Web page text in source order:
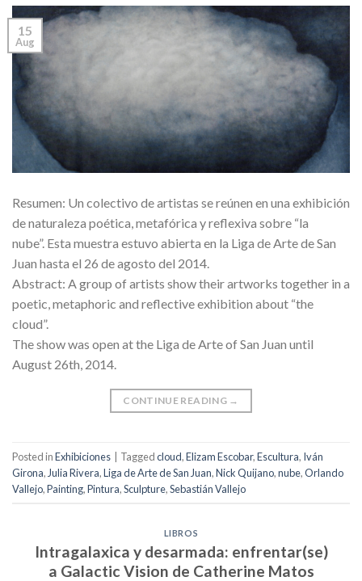
15
Aug
Resumen: Un colectivo de artistas se reúnen en una exhibición
de naturaleza poética, metafórica y reflexiva sobre “la
nube”. Esta muestra estuvo abierta en la Liga de Arte de San
Juan hasta el 26 de agosto del 2014.
Abstract: A group of artists show their artworks together in a
poetic, metaphoric and reflective exhibition about “the
cloud”.
The show was open at the Liga de Arte of San Juan until
August 26th, 2014.
CONTINUE READING →
Posted inExhibiciones | Taggedcloud,Elizam Escobar,Escultura, Iván
Girona, Julia Rivera,Liga de Arte de San Juan,Nick Quijano,nube,Orlando
Vallejo,Painting,Pintura,Sculpture,Sebastián Vallejo
LIBROS
Intragalaxica y desarmada: enfrentar(se)
a Galactic Vision de Catherine Matos